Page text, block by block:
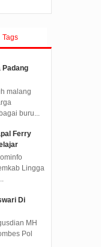
Tags
Padang
malang
buru...
Ferry
Lingga
Di
MH
Pol